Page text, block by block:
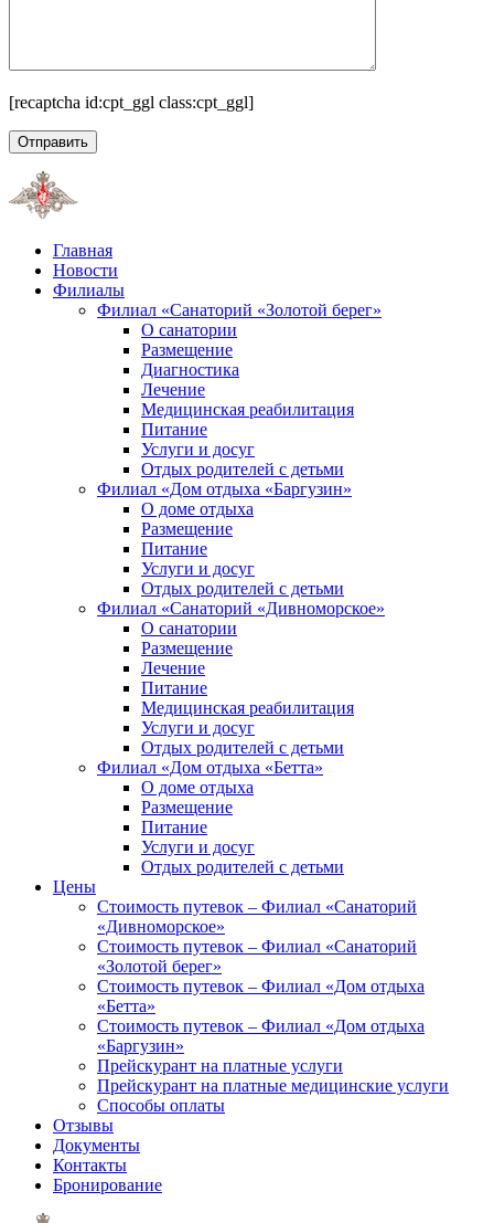
[recaptcha id:cpt_ggl class:cpt_ggl]
Главная
Новости
Филиалы
Филиал «Санаторий «Золотой берег»
О санатории
Размещение
Диагностика
Лечение
Медицинская реабилитация
Питание
Услуги и досуг
Отдых родителей с детьми
Филиал «Дом отдыха «Баргузин»
О доме отдыха
Размещение
Питание
Услуги и досуг
Отдых родителей с детьми
Филиал «Санаторий «Дивноморское»
О санатории
Размещение
Лечение
Питание
Медицинская реабилитация
Услуги и досуг
Отдых родителей с детьми
Филиал «Дом отдыха «Бетта»
О доме отдыха
Размещение
Питание
Услуги и досуг
Отдых родителей с детьми
Цены
Стоимость путевок – Филиал «Санаторий
«Дивноморское»
Стоимость путевок – Филиал «Санаторий
«Золотой берег»
Стоимость путевок – Филиал «Дом отдыха
«Бетта»
Стоимость путевок – Филиал «Дом отдыха
«Баргузин»
Прейскурант на платные услуги
Прейскурант на платные медицинские услуги
Способы оплаты
Отзывы
Документы
Контакты
Бронирование